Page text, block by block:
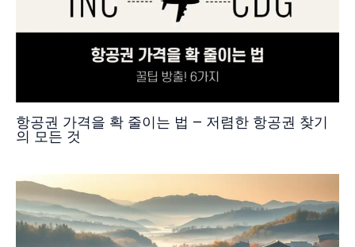
항공권 가격을 확 줄이는 법 – 저렴한 항공권 찾기
의 모든 것